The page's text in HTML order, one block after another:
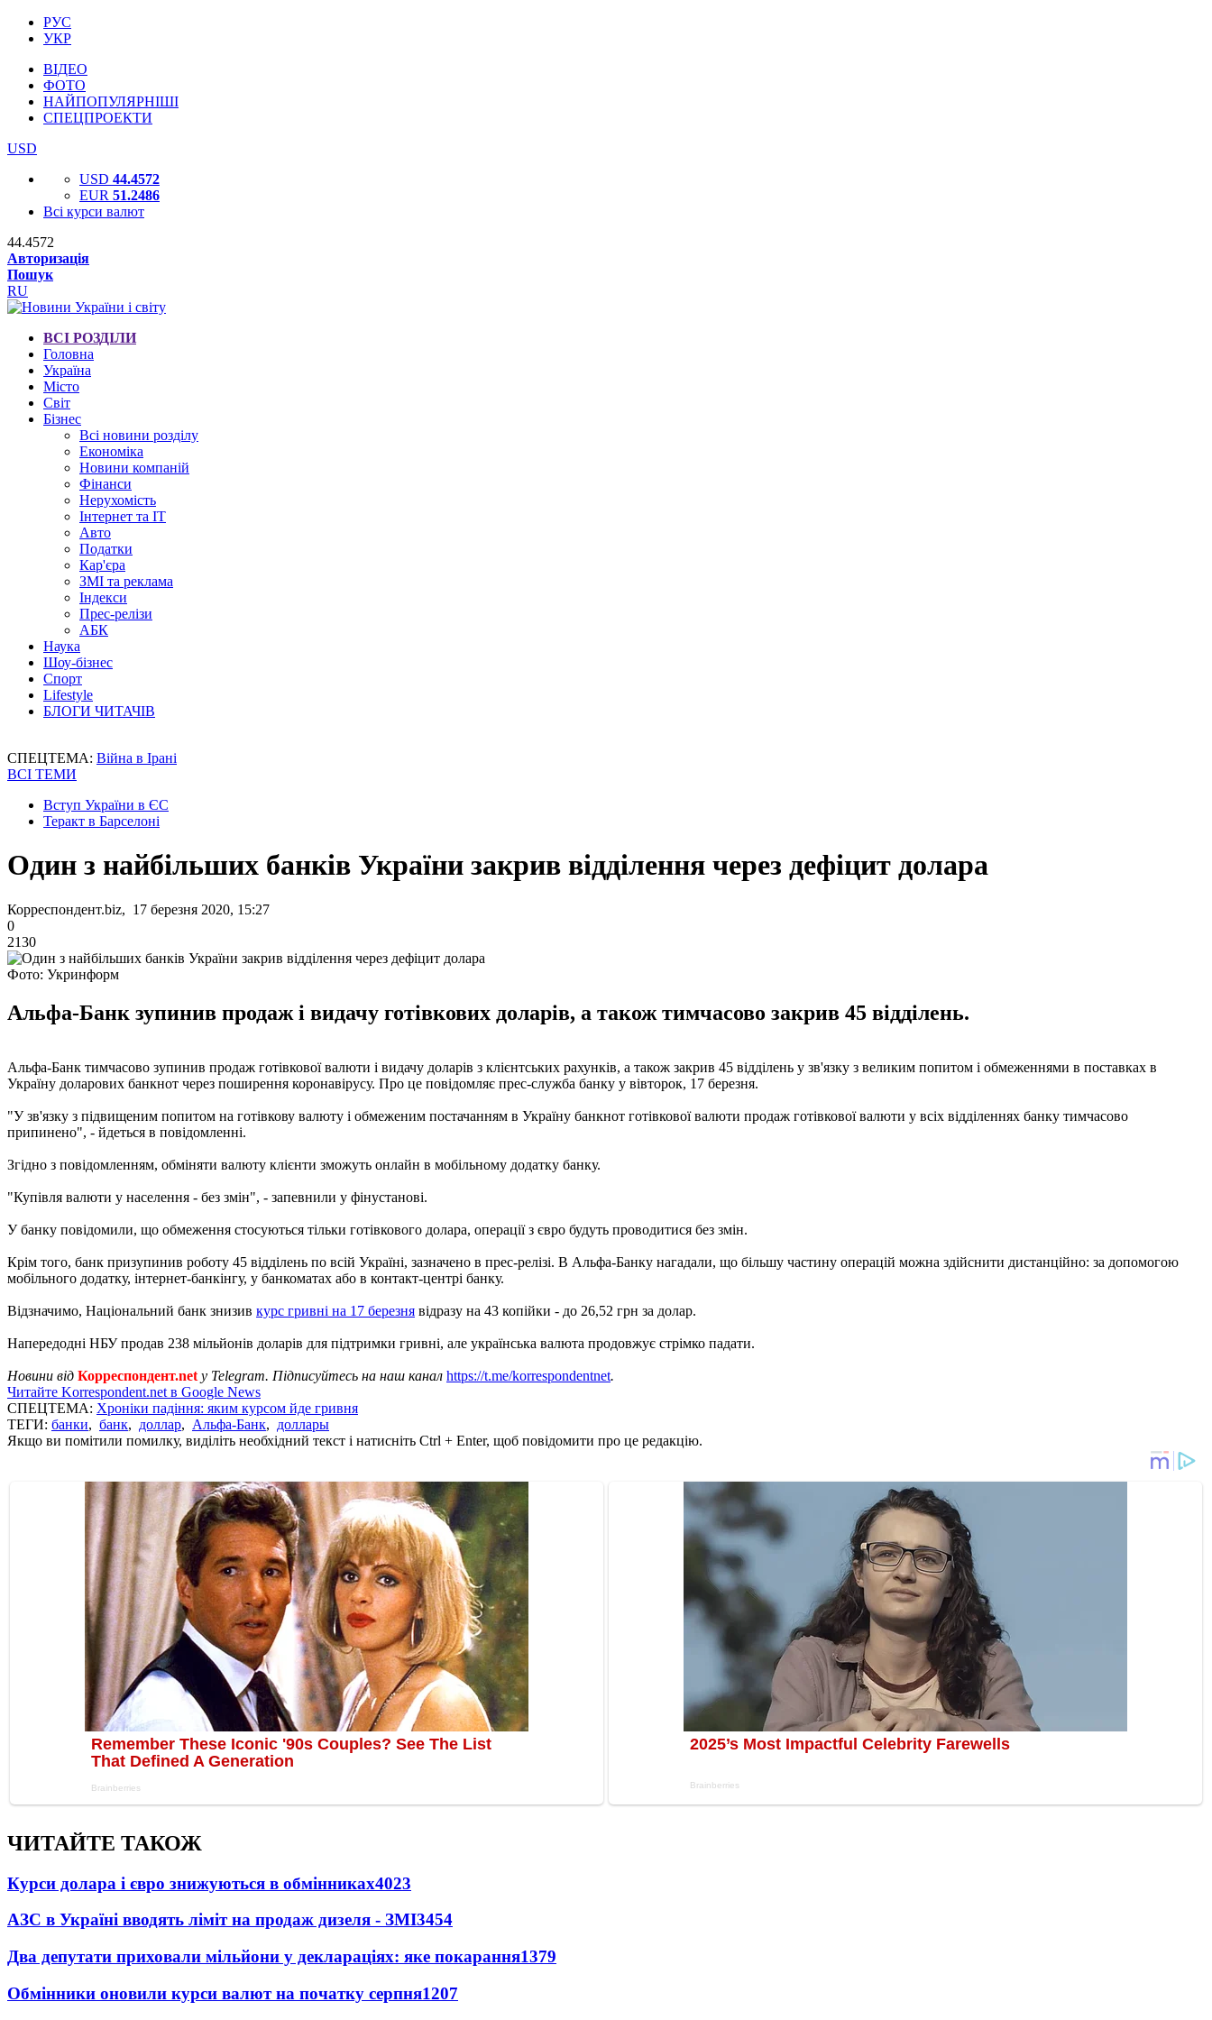
РУС
УКР
ВІДЕО
ФОТО
НАЙПОПУЛЯРНІШІ
СПЕЦПРОЕКТИ
USD
USD 44.4572
EUR 51.2486
Всі курси валют
44.4572
Авторизація
Пошук
RU
ВСІ РОЗДІЛИ
Головна
Україна
Місто
Світ
Бізнес
Всі новини розділу
Економіка
Новини компаній
Фінанси
Нерухомість
Інтернет та IT
Авто
Податки
Кар'єра
ЗМІ та реклама
Індекси
Прес-релізи
АБК
Наука
Шоу-бізнес
Спорт
Lifestyle
БЛОГИ ЧИТАЧІВ
СПЕЦТЕМА: Війна в Ірані
ВСІ ТЕМИ
Вступ України в ЄС
Теракт в Барселоні
Один з найбільших банків України закрив відділення через дефіцит долара
Корреспондент.biz, 17 березня 2020, 15:27
0
2130
Фото: Укринформ
Альфа-Банк зупинив продаж і видачу готівкових доларів, а також тимчасово закрив 45 відділень.
Альфа-Банк тимчасово зупинив продаж готівкової валюти і видачу доларів з клієнтських рахунків, а також закрив 45 відділень у зв'язку з великим попитом і обмеженнями в поставках в
Україну доларових банкнот через поширення коронавірусу. Про це повідомляє прес-служба банку у вівторок, 17 березня.
"У зв'язку з підвищеним попитом на готівкову валюту і обмеженим постачанням в Україну банкнот готівкової валюти продаж готівкової валюти у всіх відділеннях банку тимчасово
припинено", - йдеться в повідомленні.
Згідно з повідомленням, обміняти валюту клієнти зможуть онлайн в мобільному додатку банку.
"Купівля валюти у населення - без змін", - запевнили у фінустанові.
У банку повідомили, що обмеження стосуються тільки готівкового долара, операції з євро будуть проводитися без змін.
Крім того, банк призупинив роботу 45 відділень по всій Україні, зазначено в прес-релізі. В Альфа-Банку нагадали, що більшу частину операцій можна здійснити дистанційно: за допомогою
мобільного додатку, інтернет-банкінгу, у банкоматах або в контакт-центрі банку.
Відзначимо, Національний банк знизив курс гривні на 17 березня відразу на 43 копійки - до 26,52 грн за долар.
Напередодні НБУ продав 238 мільйонів доларів для підтримки гривні, але українська валюта продовжує стрімко падати.
Новини від Корреспондент.net у Telegram. Підписуйтесь на наш канал https://t.me/korrespondentnet.
Читайте Korrespondent.net в Google News
СПЕЦТЕМА: Хроніки падіння: яким курсом йде гривня
ТЕГИ: банки, банк, доллар, Альфа-Банк, доллары
Якщо ви помітили помилку, виділіть необхідний текст і натисніть Ctrl + Enter, щоб повідомити про це редакцію.
ЧИТАЙТЕ ТАКОЖ
Курси долара і євро знижуються в обмінниках4023
АЗС в Україні вводять ліміт на продаж дизеля - ЗМІ3454
Два депутати приховали мільйони у деклараціях: яке покарання1379
Обмінники оновили курси валют на початку серпня1207